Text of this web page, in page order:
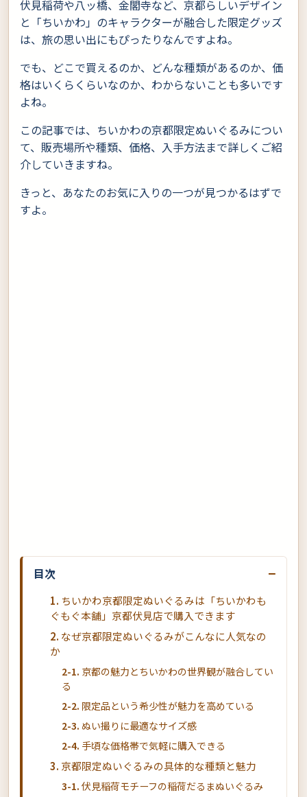
伏見稲荷や八ッ橋、金閣寺など、京都らしいデザイン
と「ちいかわ」のキャラクターが融合した限定グッズ
は、旅の思い出にもぴったりなんですよね。
でも、どこで買えるのか、どんな種類があるのか、価
格はいくらくらいなのか、わからないことも多いです
よね。
この記事では、ちいかわの京都限定ぬいぐるみについ
て、販売場所や種類、価格、入手方法まで詳しくご紹
介していきますね。
きっと、あなたのお気に入りの一つが見つかるはずで
すよ。
目次 −
ちいかわ京都限定ぬいぐるみは「ちいかわも
ぐもぐ本舗」京都伏見店で購入できます
なぜ京都限定ぬいぐるみがこんなに人気なの
か
京都の魅力とちいかわの世界観が融合してい
る
限定品という希少性が魅力を高めている
ぬい撮りに最適なサイズ感
手頃な価格帯で気軽に購入できる
京都限定ぬいぐるみの具体的な種類と魅力
伏見稲荷モチーフの稲荷だるまぬいぐるみ